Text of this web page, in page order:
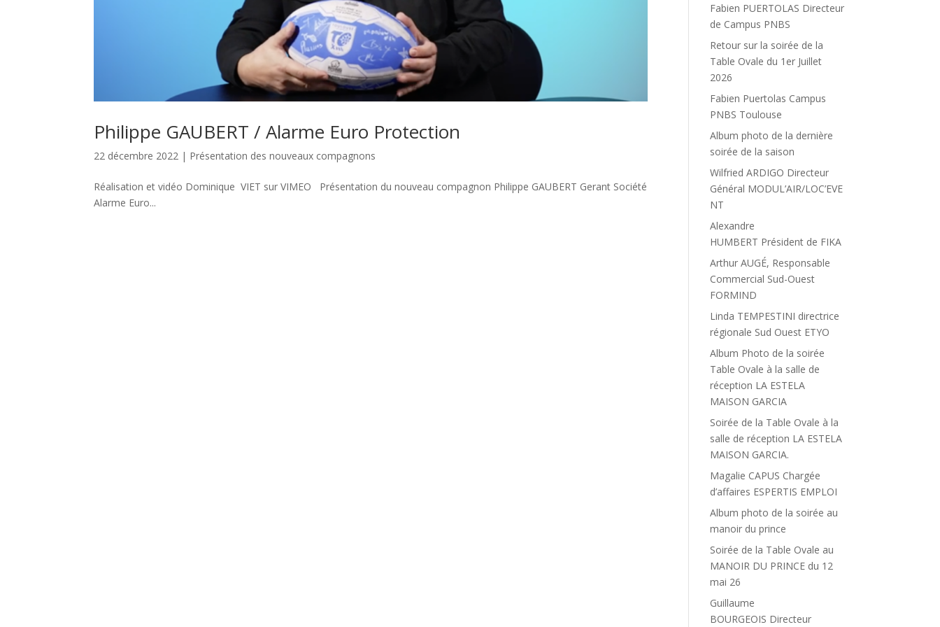
Philippe GAUBERT / Alarme Euro Protection
22 décembre 2022 | Présentation des nouveaux compagnons
Réalisation et vidéo Dominique VIET sur VIMEO Présentation du nouveau compagnon Philippe GAUBERT Gerant Société
Alarme Euro...
Fabien PUERTOLAS Directeur
de Campus PNBS
Retour sur la soirée de la
Table Ovale du 1er Juillet
2026
Fabien Puertolas Campus
PNBS Toulouse
Album photo de la dernière
soirée de la saison
Wilfried ARDIGO Directeur
Général MODUL’AIR/LOC’EVE
NT
Alexandre
HUMBERT Président de FIKA
Arthur AUGÉ, Responsable
Commercial Sud-Ouest
FORMIND
Linda TEMPESTINI directrice
régionale Sud Ouest ETYO
Album Photo de la soirée
Table Ovale à la salle de
réception LA ESTELA
MAISON GARCIA
Soirée de la Table Ovale à la
salle de réception LA ESTELA
MAISON GARCIA.
Magalie CAPUS Chargée
d’affaires ESPERTIS EMPLOI
Album photo de la soirée au
manoir du prince
Soirée de la Table Ovale au
MANOIR DU PRINCE du 12
mai 26
Guillaume
BOURGEOIS Directeur